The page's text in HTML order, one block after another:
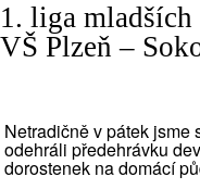
1. liga
VŠ Plzeň –
Netradičně v pátek jsme
odehráli předehrávku
dorostenek na domácí